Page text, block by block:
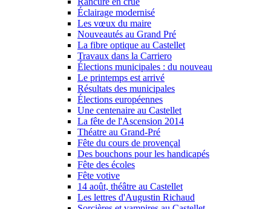
Éclairage modernisé
Les vœux du maire
Nouveautés au Grand Pré
La fibre optique au Castellet
Travaux dans la Carriero
Élections municipales : du nouveau
Le printemps est arrivé
Résultats des municipales
Élections européennes
Une centenaire au Castellet
La fête de l'Ascension 2014
Théatre au Grand-Pré
Fête du cours de provençal
Des bouchons pour les handicapés
Fête des écoles
Fête votive
14 août, théâtre au Castellet
Les lettres d'Augustin Richaud